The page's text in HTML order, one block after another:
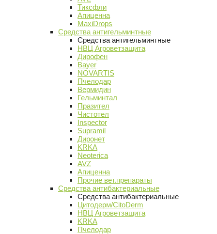
Тиксфли
Апиценна
MaxiDrops
Средства антигельминтные
Средства антигельминтные
НВЦ Агроветзащита
Дирофен
Bayer
NOVARTIS
Пчелодар
Вермидин
Гельминтал
Празител
Чистотел
Inspector
Supramil
Диронет
KRKA
Neoterica
AVZ
Апиценна
Прочие вет.препараты
Средства антибактериальные
Средства антибактериальные
Цитодерм/CitoDerm
НВЦ Агроветзащита
KRKA
Пчелодар